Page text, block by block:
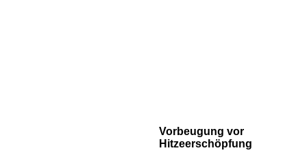
Vorbeugung vor
Hitzeerschöpfung